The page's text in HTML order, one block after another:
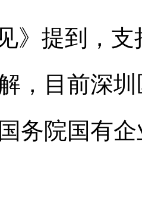
提到，支
，目前深
务院国有